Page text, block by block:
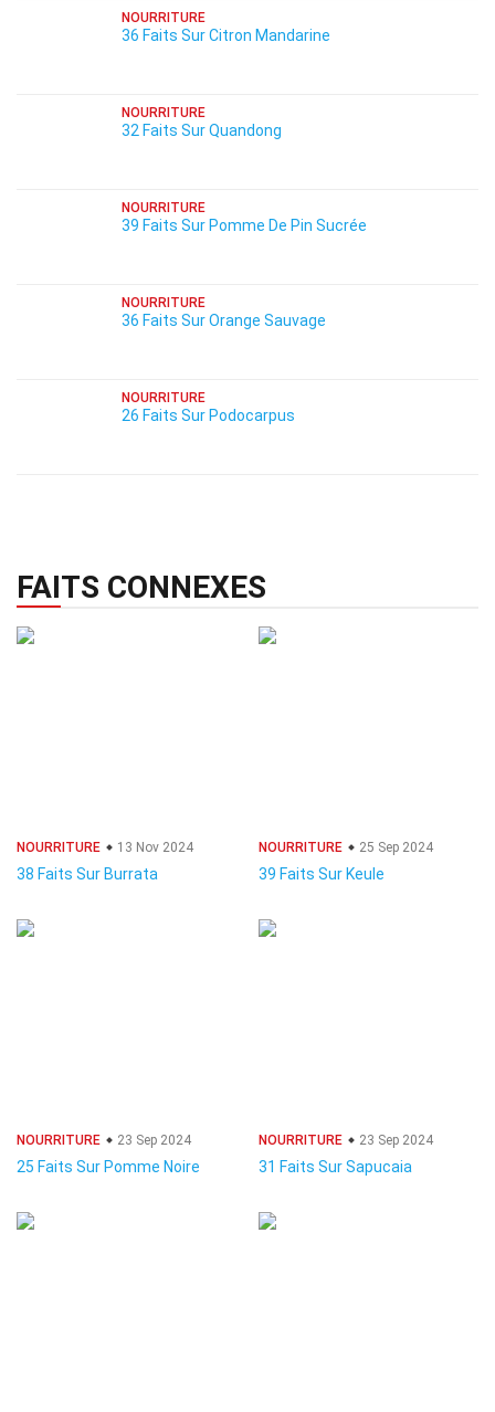
NOURRITURE
36 Faits Sur Citron Mandarine
NOURRITURE
32 Faits Sur Quandong
NOURRITURE
39 Faits Sur Pomme De Pin Sucrée
NOURRITURE
36 Faits Sur Orange Sauvage
NOURRITURE
26 Faits Sur Podocarpus
FAITS CONNEXES
NOURRITURE 13 Nov 2024
38 Faits Sur Burrata
NOURRITURE 25 Sep 2024
39 Faits Sur Keule
NOURRITURE 23 Sep 2024
25 Faits Sur Pomme Noire
NOURRITURE 23 Sep 2024
31 Faits Sur Sapucaia